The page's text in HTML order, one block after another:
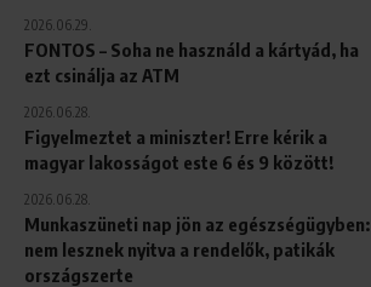
2026.06.29.
FONTOS – Soha ne használd a kártyád, ha
ezt csinálja az ATM
2026.06.28.
Figyelmeztet a miniszter! Erre kérik a
magyar lakosságot este 6 és 9 között!
2026.06.28.
Munkaszüneti nap jön az egészségügyben:
nem lesznek nyitva a rendelők, patikák
országszerte